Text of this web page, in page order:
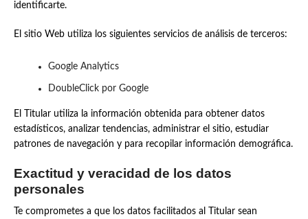
identificarte.
El sitio Web utiliza los siguientes servicios de análisis de terceros:
Google Analytics
DoubleClick por Google
El Titular utiliza la información obtenida para obtener datos
estadísticos, analizar tendencias, administrar el sitio, estudiar
patrones de navegación y para recopilar información demográfica.
Exactitud y veracidad de los datos
personales
Te comprometes a que los datos facilitados al Titular sean